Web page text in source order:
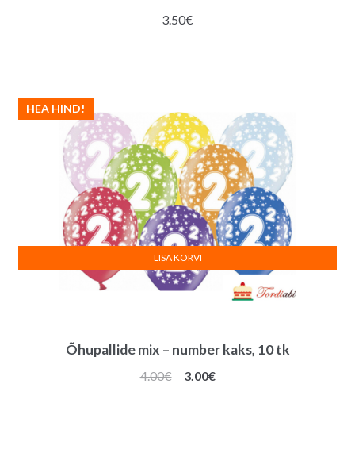
3.50€
Õhupallide mix – number kaks, 10 tk
HEA HIND!
4.00€
Algne
3.00€Praegune
LISA KORVI